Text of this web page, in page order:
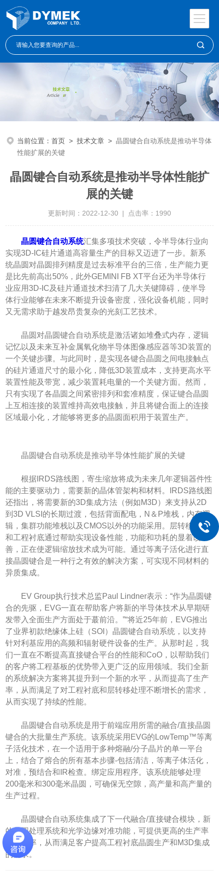
当前位置：首页 >技术文章 >晶圆键合自动系统是推动半导体
性能扩展的关键
晶圆键合自动系统是推动半导体性能扩
展的关键
更新时间：2022-12-30 | 点击率：1990
晶圆键合自动系统汇集多项技术突破，令半导体行业向
实现3D-IC硅片通道高容量生产的目标又迈进了一步。新系
统晶圆对晶圆排列精度是过去标准平台的三倍，生产能力更
是比先前高出50%，此外GEMINI FB XT平台还为半导体行
业应用3D-IC及硅片通道技术扫清了几大关键障碍，使半导
体行业能够在未来不断提升设备密度，强化设备机能，同时
又无需求助于越发昂贵复杂的光刻工艺技术。
晶圆对晶圆键合自动系统是激活诸如堆叠式内存，逻辑
记忆以及未来互补金属氧化物半导体图像感应器等3D装置的
一个关键步骤。与此同时，是实现各键合晶圆之间电接触点
的硅片通道尺寸的最小化，降低3D装置成本，支持更高水平
装置性能及带宽，减少装置耗电量的一个关键方面。然而，
只有实现了各晶圆之间紧密排列和套准精度，保证键合晶圆
上互相连接的装置维持高效电接触，并且将键合面上的连接
区域最小化，才能够将更多的晶圆面积用于装置生产。
晶圆键合自动系统是推动半导体性能扩展的关键
根据IRDS路线图，寄生缩放将成为未来几年逻辑器件性
能的主要驱动力，需要新的晶体管架构和材料。IRDS路线图
还指出，将需要新的3D集成方法（例如M3D）来支持从2D
到3D VLSI的长期过渡，包括背面配电，N＆P堆栈，内存逻
辑，集群功能堆栈以及CMOS以外的功能采用。层转移工艺
和工程衬底通过帮助实现设备性能，功能和功耗的显着改
善，正在使逻辑缩放技术成为可能。通过等离子活化进行直
接晶圆键合是一种行之有效的解决方案，可实现不同材料的
异质集成。
EV Group执行技术总监Paul Lindner表示：“作为晶圆键
合的先驱，EVG一直在帮助客户将新的半导体技术从早期研
发带入全面生产方面处于蕞前沿。”“将近25年前，EVG推出
了业界初款绝缘体上硅（SOI）晶圆键合自动系统，以支持
针对利基应用的高频和辐射硬件设备的生产。从那时起，我
们一直在不断提高直接键合平台的性能和CoO，以帮助我们
的客户将工程基板的优势带入更广泛的应用领域。我们全新
的系统解决方案将其提升到一个新的水平，从而提高了生产
率，从而满足了对工程衬底和层转移处理不断增长的需求，
从而实现了持续的性能。
晶圆键合自动系统是用于前端应用所需的融合/直接晶圆
键合的大批量生产系统。该系统采用EVG的LowTemp™等离
子活化技术，在一个适用于多种熔融/分子晶片的单一平台
上，结合了熔合的所有基本步骤-包括清洁，等离子体活化，
对准，预结合和IR检查。绑定应用程序。该系统能够处理
200毫米和300毫米晶圆，可确保无空隙，高产量和高产量的
生产过程。
晶圆键合自动系统集成了下一代融合/直接键合模块，新
的晶圆处理系统和光学边缘对准功能，可提供更高的生产率
和生产率，从而满足客户提高工程衬底晶圆生产和M3D集成
的需求。